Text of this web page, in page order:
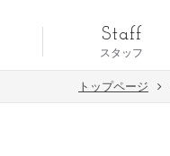
スタッフ
Staff
トップページ